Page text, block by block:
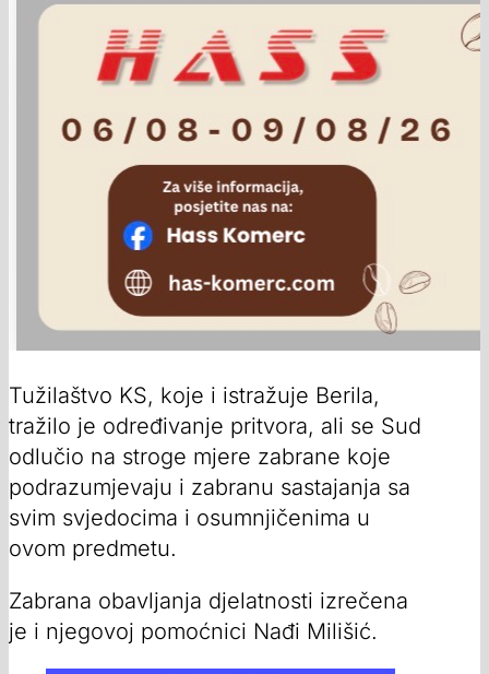
Tužilaštvo KS, koje i istražuje Berila,
tražilo je određivanje pritvora, ali se Sud
odlučio na stroge mjere zabrane koje
podrazumjevaju i zabranu sastajanja sa
svim svjedocima i osumnjičenima u
ovom predmetu.
Zabrana obavljanja djelatnosti izrečena
je i njegovoj pomoćnici Nađi Milišić.